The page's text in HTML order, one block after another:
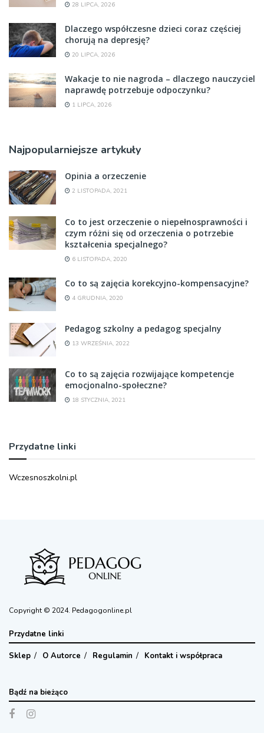
28 LIPCA, 2026
Dlaczego współczesne dzieci coraz częściej
chorują na depresję?
20 LIPCA, 2026
Wakacje to nie nagroda – dlaczego nauczyciel
naprawdę potrzebuje odpoczynku?
1 LIPCA, 2026
Najpopularniejsze artykuły
Opinia a orzeczenie
2 LISTOPADA, 2021
Co to jest orzeczenie o niepełnosprawności i
czym różni się od orzeczenia o potrzebie
kształcenia specjalnego?
6 LISTOPADA, 2020
Co to są zajęcia korekcyjno-kompensacyjne?
4 GRUDNIA, 2020
Pedagog szkolny a pedagog specjalny
13 WRZEŚNIA, 2022
Co to są zajęcia rozwijające kompetencje
emocjonalno-społeczne?
18 STYCZNIA, 2021
Przydatne linki
Wczesnoszkolni.pl
Copyright © 2024. Pedagogonline.pl
Przydatne linki
Sklep O Autorce Regulamin Kontakt i współpraca
Bądź na bieżąco